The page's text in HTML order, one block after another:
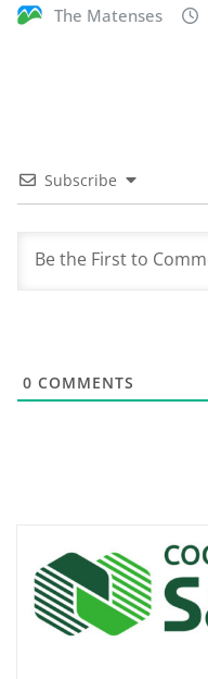
The Matenses
Subscribe
0 COMMENTS